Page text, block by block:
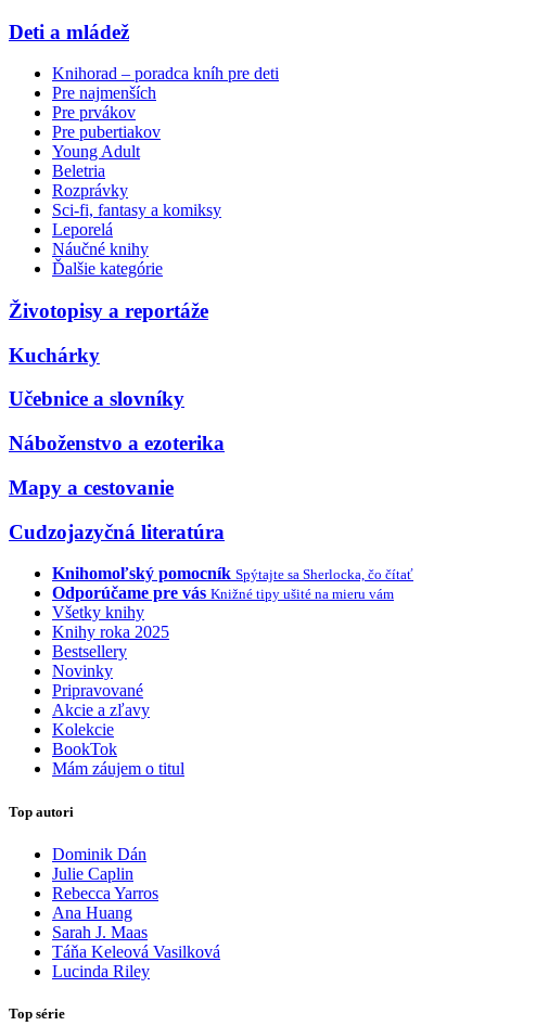
Deti a mládež
Knihorad – poradca kníh pre deti
Pre najmenších
Pre prvákov
Pre pubertiakov
Young Adult
Beletria
Rozprávky
Sci-fi, fantasy a komiksy
Leporelá
Náučné knihy
Ďalšie kategórie
Životopisy a reportáže
Kuchárky
Učebnice a slovníky
Náboženstvo a ezoterika
Mapy a cestovanie
Cudzojazyčná literatúra
Knihomoľský pomocník Spýtajte sa Sherlocka, čo čítať
Odporúčame pre vás Knižné tipy ušité na mieru vám
Všetky knihy
Knihy roka 2025
Bestsellery
Novinky
Pripravované
Akcie a zľavy
Kolekcie
BookTok
Mám záujem o titul
Top autori
Dominik Dán
Julie Caplin
Rebecca Yarros
Ana Huang
Sarah J. Maas
Táňa Keleová Vasilková
Lucinda Riley
Top série